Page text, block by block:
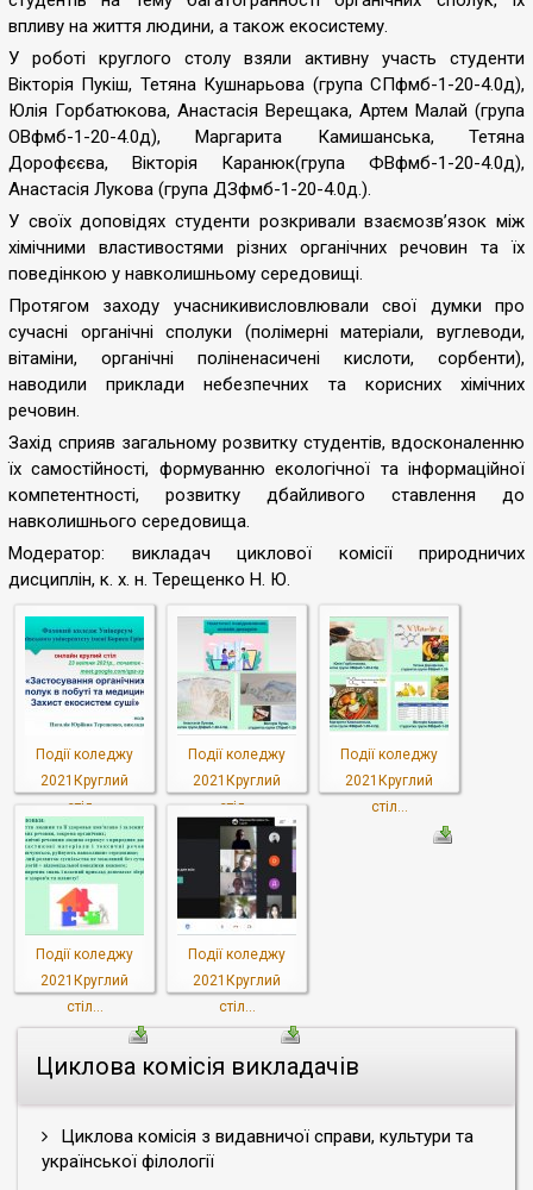
Циклова комісія викладачів
Циклова комісія з видавничої справи, культури та
української філології
впливу на життя людини, а також екосистему.
У роботі круглого столу взяли активну участь студенти
Вікторія Пукіш, Тетяна Кушнарьова (група СПфмб-1-20-4.0д),
Юлія Горбатюкова, Анастасія Верещака, Артем Малай (група
ОВфмб-1-20-4.0д), Маргарита Камишанська, Тетяна
Дорофєєва, Вікторія Каранюк(група ФВфмб-1-20-4.0д),
Анастасія Лукова (група ДЗфмб-1-20-4.0д.).
У своїх доповідях студенти розкривали взаємозв’язок між
хімічними властивостями різних органічних речовин та їх
поведінкою у навколишньому середовищі.
Протягом заходу учасникивисловлювали свої думки про
сучасні органічні сполуки (полімерні матеріали, вуглеводи,
вітаміни, органічні поліненасичені кислоти, сорбенти),
наводили приклади небезпечних та корисних хімічних
речовин.
Захід сприяв загальному розвитку студентів, вдосконаленню
їх самостійності, формуванню екологічної та інформаційної
компетентності, розвитку дбайливого ставлення до
навколишнього середовища.
Модератор: викладач циклової комісії природничих
дисциплін, к. х. н. Терещенко Н. Ю.
Події коледжу
2021Круглий
стіл...
Події коледжу
2021Круглий
стіл...
Події коледжу
2021Круглий
стіл...
Події коледжу
2021Круглий
стіл...
Події коледжу
2021Круглий
стіл...